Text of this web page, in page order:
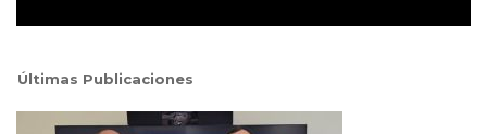
Últimas Publicaciones